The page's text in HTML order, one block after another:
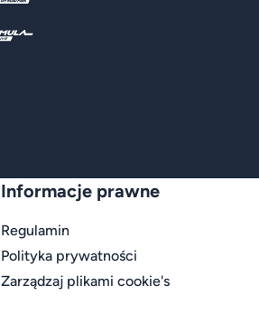
Informacje prawne
Regulamin
Polityka prywatności
Zarządzaj plikami cookie's